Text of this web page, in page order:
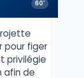
60'
pour figer
privilégie
afin de